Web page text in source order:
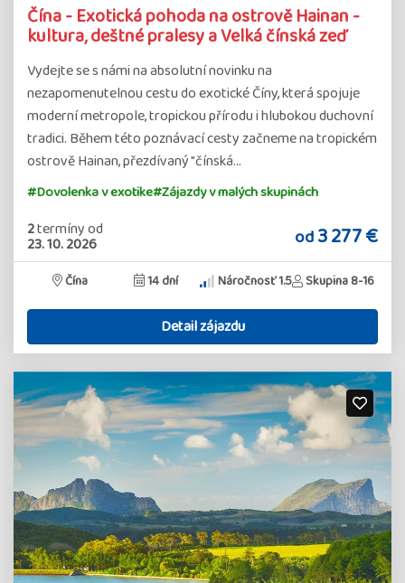
Čína - Exotická pohoda na ostrově Hainan -
kultura, deštné pralesy a Velká čínská zeď
Vydejte se s námi na absolutní novinku na
nezapomenutelnou cestu do exotické Číny, která spojuje
moderní metropole, tropickou přírodu i hlubokou duchovní
tradici. Během této poznávací cesty začneme na tropickém
ostrově Hainan, přezdívaný "čínská…
#Dovolenka v exotike#Zájazdy v malých skupinách
2termínyod
23. 10. 2026 od3 277 €
Čína 14 dní Náročnosť 1.5 Skupina 8-16
Detail zájazdu